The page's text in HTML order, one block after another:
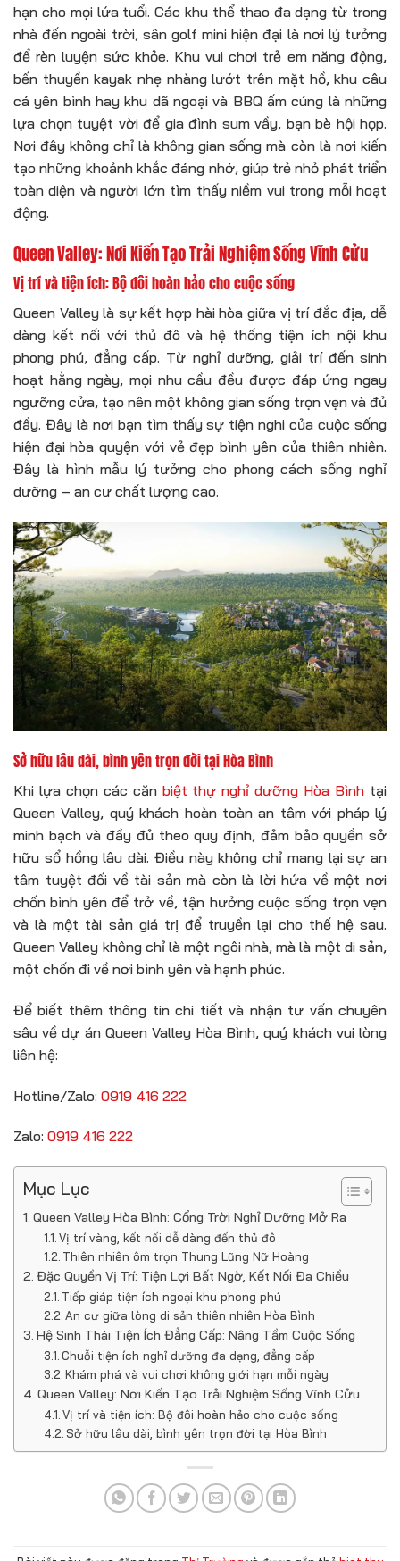
hạn cho mọi lứa tuổi. Các khu thể thao đa dạng từ trong
nhà đến ngoài trời, sân golf mini hiện đại là nơi lý tưởng
để rèn luyện sức khỏe. Khu vui chơi trẻ em năng động,
bến thuyền kayak nhẹ nhàng lướt trên mặt hồ, khu câu
cá yên bình hay khu dã ngoại và BBQ ấm cúng là những
lựa chọn tuyệt vời để gia đình sum vầy, bạn bè hội họp.
Nơi đây không chỉ là không gian sống mà còn là nơi kiến
tạo những khoảnh khắc đáng nhớ, giúp trẻ nhỏ phát triển
toàn diện và người lớn tìm thấy niềm vui trong mỗi hoạt
động.
Queen Valley: Nơi Kiến Tạo Trải Nghiệm Sống Vĩnh Cửu
Vị trí và tiện ích: Bộ đôi hoàn hảo cho cuộc sống
Queen Valley là sự kết hợp hài hòa giữa vị trí đắc địa, dễ
dàng kết nối với thủ đô và hệ thống tiện ích nội khu
phong phú, đẳng cấp. Từ nghỉ dưỡng, giải trí đến sinh
hoạt hằng ngày, mọi nhu cầu đều được đáp ứng ngay
ngưỡng cửa, tạo nên một không gian sống trọn vẹn và đủ
đầy. Đây là nơi bạn tìm thấy sự tiện nghi của cuộc sống
hiện đại hòa quyện với vẻ đẹp bình yên của thiên nhiên.
Đây là hình mẫu lý tưởng cho phong cách sống nghỉ
dưỡng – an cư chất lượng cao.
Sở hữu lâu dài, bình yên trọn đời tại Hòa Bình
Khi lựa chọn các căn biệt thự nghỉ dưỡng Hòa Bình tại
Queen Valley, quý khách hoàn toàn an tâm với pháp lý
minh bạch và đầy đủ theo quy định, đảm bảo quyền sở
hữu sổ hồng lâu dài. Điều này không chỉ mang lại sự an
tâm tuyệt đối về tài sản mà còn là lời hứa về một nơi
chốn bình yên để trở về, tận hưởng cuộc sống trọn vẹn
và là một tài sản giá trị để truyền lại cho thế hệ sau.
Queen Valley không chỉ là một ngôi nhà, mà là một di sản,
một chốn đi về nơi bình yên và hạnh phúc.
Để biết thêm thông tin chi tiết và nhận tư vấn chuyên
sâu về dự án Queen Valley Hòa Bình, quý khách vui lòng
liên hệ:
Hotline/Zalo: 0919 416 222
Zalo: 0919 416 222
Mục Lục
Queen Valley Hòa Bình: Cổng Trời Nghỉ Dưỡng Mở Ra
Vị trí vàng, kết nối dễ dàng đến thủ đô
Thiên nhiên ôm trọn Thung Lũng Nữ Hoàng
Đặc Quyền Vị Trí: Tiện Lợi Bất Ngờ, Kết Nối Đa Chiều
Tiếp giáp tiện ích ngoại khu phong phú
An cư giữa lòng di sản thiên nhiên Hòa Bình
Hệ Sinh Thái Tiện Ích Đẳng Cấp: Nâng Tầm Cuộc Sống
Chuỗi tiện ích nghỉ dưỡng đa dạng, đẳng cấp
Khám phá và vui chơi không giới hạn mỗi ngày
Queen Valley: Nơi Kiến Tạo Trải Nghiệm Sống Vĩnh Cửu
Vị trí và tiện ích: Bộ đôi hoàn hảo cho cuộc sống
Sở hữu lâu dài, bình yên trọn đời tại Hòa Bình